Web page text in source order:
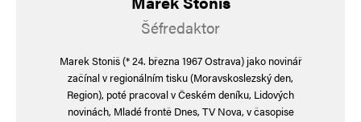
chyba v nás a můžeme přeci také kandidovat
Chtělo by to speciální záložku na výroky a videa
Fialenka.
Šéfredaktor
Marek Stoniš (* 24. března 1967 Ostrava) jako novinář
začínal v regionálním tisku (Moravskoslezský den,
Region), poté pracoval v Českém deníku, Lidových
novinách, Mladé frontě Dnes, TV Nova, v časopise